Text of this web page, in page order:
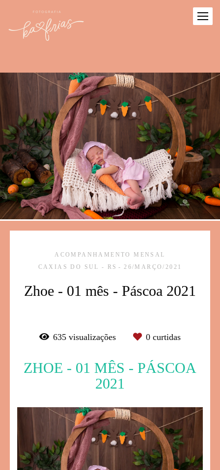
ACOMPANHAMENTO MENSAL
CAXIAS DO SUL - RS
26/MARÇO/2021
Zhoe - 01 mês - Páscoa 2021
635 visualizações 0 curtidas
ZHOE - 01 MÊS - PÁSCOA
2021